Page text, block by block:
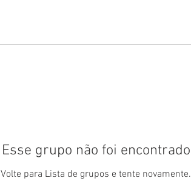
Esse grupo não foi encontrado
Volte para Lista de grupos e tente novamente.